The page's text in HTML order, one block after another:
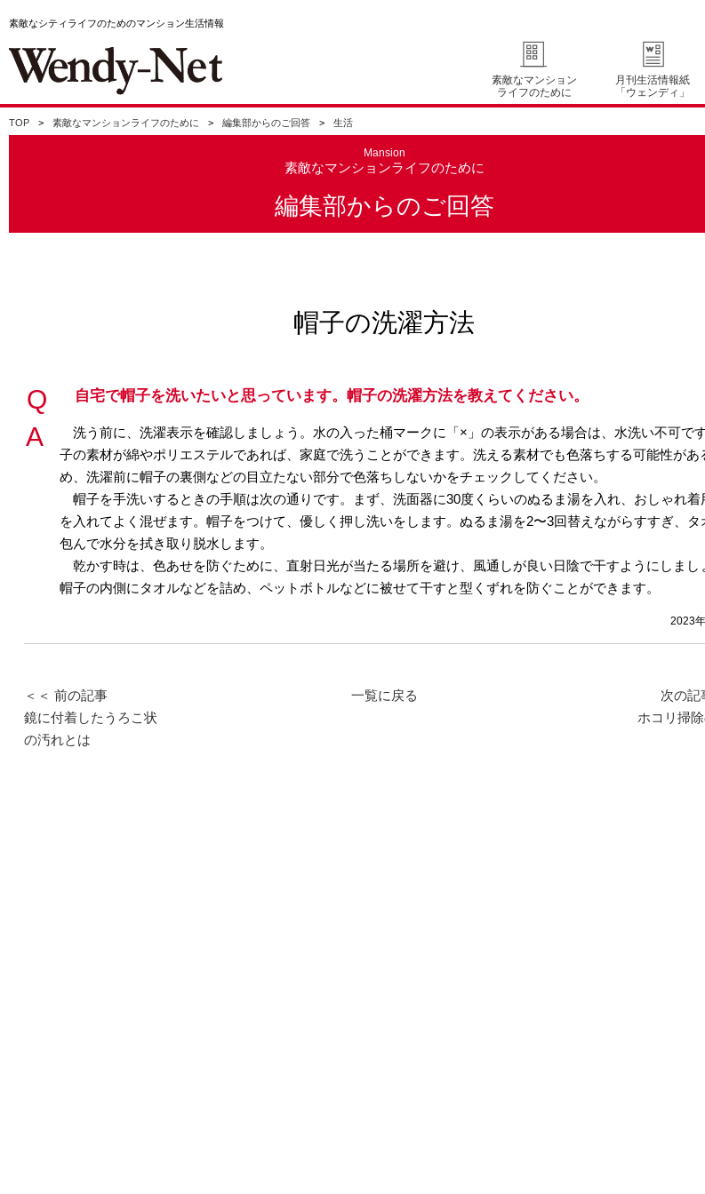
素敵なシティライフのためのマンション生活情報
素敵なマンション
ライフのために
月刊生活情報紙
「ウェンディ」
TOP 素敵なマンションライフのために 編集部からのご回答 生活
Mansion
素敵なマンションライフのために
編集部からのご回答
帽子の洗濯方法
自宅で帽子を洗いたいと思っています。帽子の洗濯方法を教えてください。
洗う前に、洗濯表示を確認しましょう。水の入った桶マークに「×」の表示がある場合は、水洗い不可で
子の素材が綿やポリエステルであれば、家庭で洗うことができます。洗える素材でも色落ちする可能性があ
め、洗濯前に帽子の裏側などの目立たない部分で色落ちしないかをチェックしてください。
帽子を手洗いするときの手順は次の通りです。まず、洗面器に30度くらいのぬるま湯を入れ、おしゃれ着
を入れてよく混ぜます。帽子をつけて、優しく押し洗いをします。ぬるま湯を2〜3回替えながらすすぎ、タ
包んで水分を拭き取り脱水します。
乾かす時は、色あせを防ぐために、直射日光が当たる場所を避け、風通しが良い日陰で干すようにしまし
帽子の内側にタオルなどを詰め、ペットボトルなどに被せて干すと型くずれを防ぐことができます。
2023
＜＜ 前の記事
鏡に付着したうろこ状
の汚れとは
一覧に戻る
次の記
ホコリ掃